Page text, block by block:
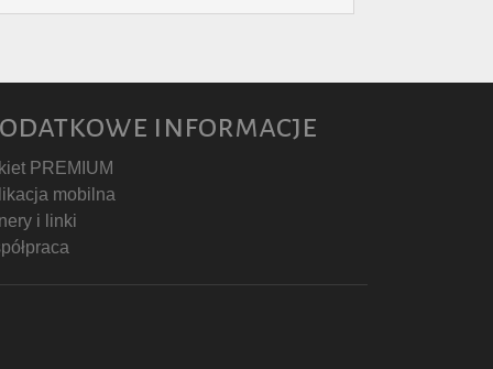
informacje
PREMIUM
mobilna
i linki